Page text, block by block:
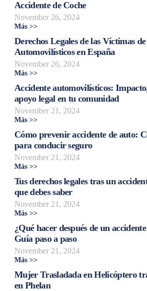
Accidente de Coche
November 26, 2024
Más >>
Derechos Legales de las Víctimas
Automovilísticos en España
November 26, 2024
Más >>
Accidente automovilísticos:
apoyo legal en tu comunidad
November 21, 2024
Más >>
Cómo prevenir accidente de auto:
para conducir seguro
November 21, 2024
Más >>
Tus derechos legales tras un
que debes saber
November 21, 2024
Más >>
¿Qué hacer después de un
Guía paso a paso
November 21, 2024
Más >>
Mujer Trasladada en Helicóptero
en Phelan